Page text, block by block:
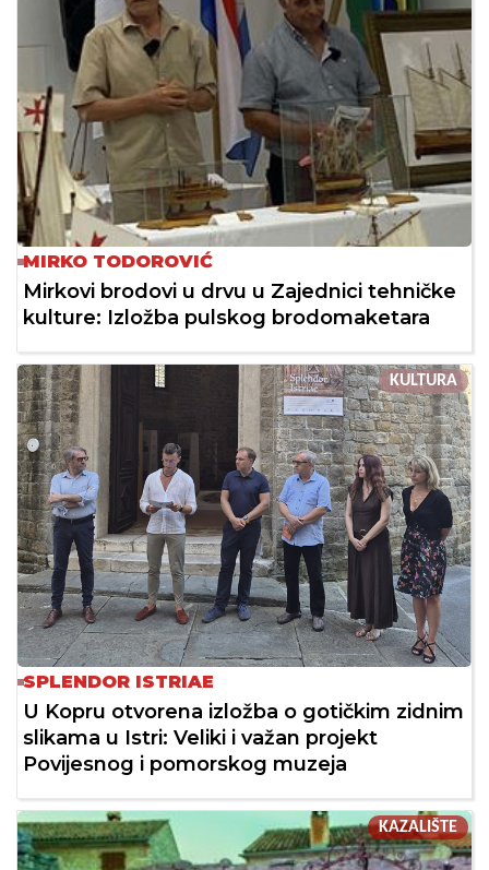
MIRKO TODOROVIĆ
Mirkovi brodovi u drvu u Zajednici tehničke
kulture: Izložba pulskog brodomaketara
KULTURA
SPLENDOR ISTRIAE
U Kopru otvorena izložba o gotičkim zidnim
slikama u Istri: Veliki i važan projekt
Povijesnog i pomorskog muzeja
KAZALIŠTE